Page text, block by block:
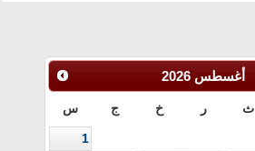
أغسطس 2026
ث ر خ ج س
1